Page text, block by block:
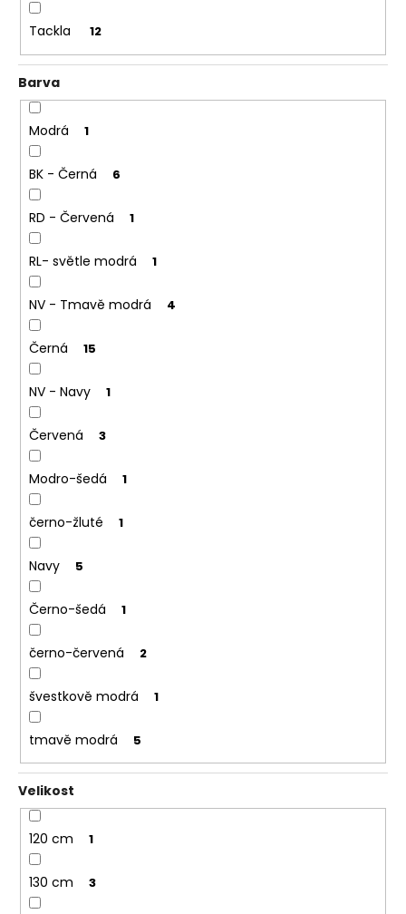
Tackla 12
Barva
Modrá 1
BK - Černá 6
RD - Červená 1
RL- světle modrá 1
NV - Tmavě modrá 4
Černá 15
NV - Navy 1
Červená 3
Modro-šedá 1
černo-žluté 1
Navy 5
Černo-šedá 1
černo-červená 2
švestkově modrá 1
tmavě modrá 5
Velikost
120 cm 1
130 cm 3